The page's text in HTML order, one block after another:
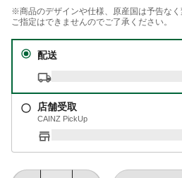
※商品のデザインや仕様、原産国は予告なく
ご指定はできませんのでご了承ください。
配送
店舗受取
CAINZ PickUp